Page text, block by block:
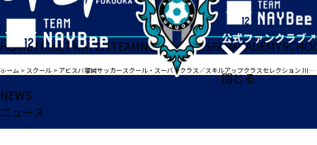
閉じる
HOMETICKETMATCHTEAMNEWSGOODSFANACADEMY
ホーム > スクール > アビスパ福岡サッカースクール・スーパークラス／スキルアップクラスセレクション 川崎会場2次選考結果について
NEWS
ニュース